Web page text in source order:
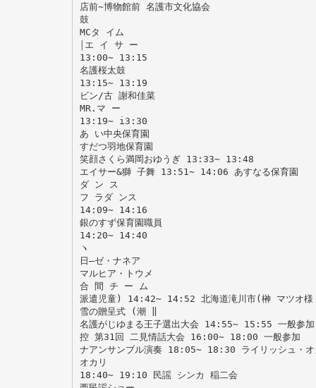
店前∼博物館前 名護市文化協会
鼓
MCタ イム
￨エ イ サ ー
13:00∼ 13:15
名護桜太鼓
13:15∼ 13:19
ビン/古 謝和佳菜
MR.マ ー
13:19∼ i3:30
あ い中央保育園
すだつ羽地保育園
笑顔さくら満岡おゆうぎ 13:33∼ 13:48
エイサー&獅 子舞 13:51∼ 14:06 あすなる保育園
ダ ン ス
フ ラダ ンス
14:09∼ 14:16
銀のすず保育園職員
14:20∼ 14:40
ヽ
日―ゼ・ナネア
マルヒア・トウメ
合 間 チ ー ム
派遣児童) 14:42∼ 14:52 北海道滝川市(榊 マツオ様
雪の贈呈式 (潮 ‖
名護がじゆまる王子選出大会 14:55∼ 15:55 一般参加
控 第31回 二見情話大会 16:00∼ 18:00 一般参加
ナアンサンブル演奏 18:05∼ 18:30 ライリッシュ・オ
オカリ
18:40∼ 19:10 民謡 シンカ 稲二会